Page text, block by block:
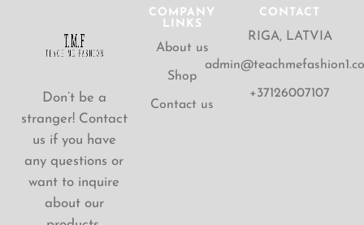
Don’t be a
stranger! Contact
us if you have
any questions or
want to inquire
about our
COMPANY
LINKS
About us
Shop
Contact us
CONTACT
RIGA, LATVIA
+37126007107